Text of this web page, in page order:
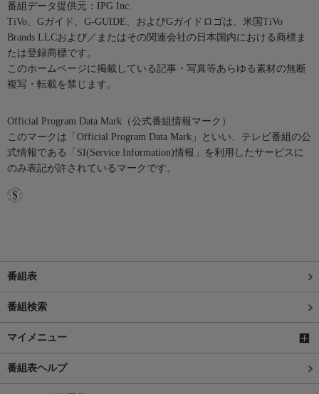
番組データ提供元：IPG Inc.
TiVo、Gガイド、G-GUIDE、およびGガイドロゴは、米国TiVo
Brands LLCおよび／またはその関連会社の日本国内における商標ま
たは登録商標です。
このホームページに掲載している記事・写真等あらゆる素材の無断
複写・転載を禁じます。
Official Program Data Mark（公式番組情報マーク）
このマークは「Official Program Data Mark」といい、テレビ番組の公
式情報である「SI(Service Information)情報」を利用したサービスに
のみ表記が許されているマークです。
番組表
番組検索
マイメニュー
番組表ヘルプ